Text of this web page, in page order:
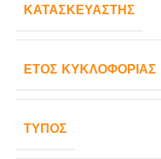
ΚΑΤΑΣΚΕΥΑΣΤΉΣ
ΈΤΟΣ ΚΥΚΛΟΦΟΡΊΑΣ
ΤΎΠΟΣ